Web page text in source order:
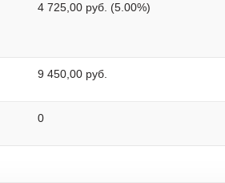
4 725,00 руб. (5.00%)
9 450,00 руб.
0